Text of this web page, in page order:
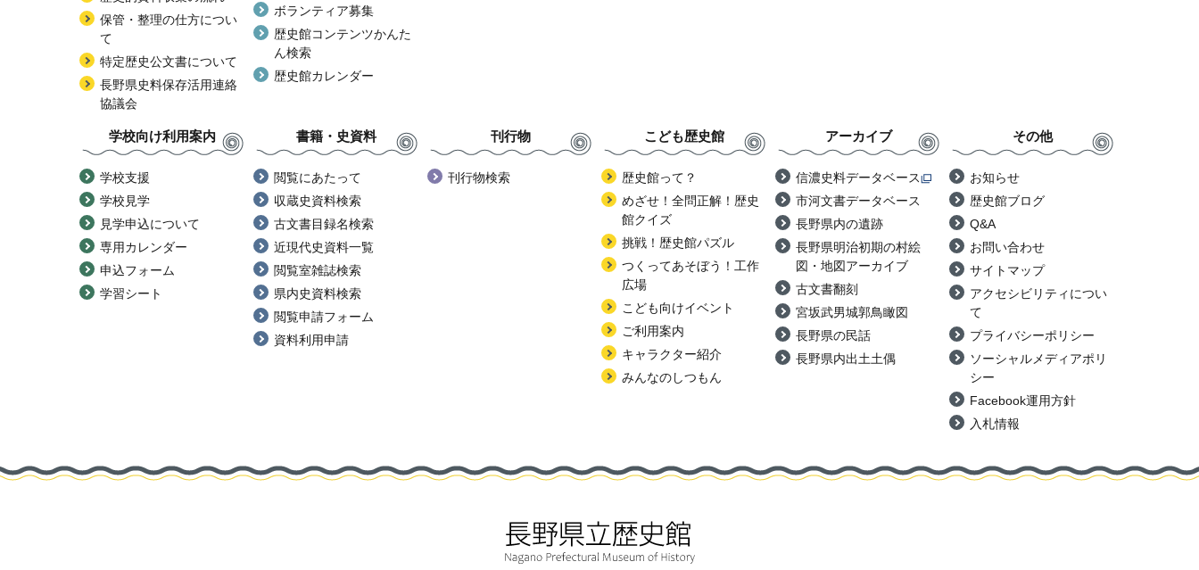
保管・整理の仕方につい
て
特定歴史公文書について
長野県史料保存活用連絡
協議会
ボランティア募集
歴史館コンテンツかんた
ん検索
歴史館カレンダー
学校向け利用案内
学校支援
学校見学
見学申込について
専用カレンダー
申込フォーム
学習シート
書籍・史資料
閲覧にあたって
収蔵史資料検索
古文書目録名検索
近現代史資料一覧
閲覧室雑誌検索
県内史資料検索
閲覧申請フォーム
資料利用申請
刊行物
刊行物検索
こども歴史館
歴史館って？
めざせ！全問正解！歴史
館クイズ
挑戦！歴史館パズル
つくってあそぼう！工作
広場
こども向けイベント
ご利用案内
キャラクター紹介
みんなのしつもん
アーカイブ
信濃史料データベース
市河文書データベース
長野県内の遺跡
長野県明治初期の村絵
図・地図アーカイブ
古文書翻刻
宮坂武男城郭鳥瞰図
長野県の民話
長野県内出土土偶
その他
お知らせ
歴史館ブログ
Q&A
お問い合わせ
サイトマップ
アクセシビリティについ
て
プライバシーポリシー
ソーシャルメディアポリ
シー
Facebook運用方針
入札情報